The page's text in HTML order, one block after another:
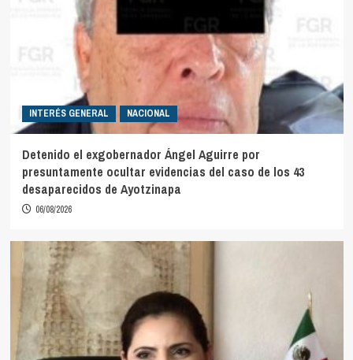
INTERÉS GENERAL NACIONAL
Detenido el exgobernador Ángel Aguirre por
presuntamente ocultar evidencias del caso de los 43
desaparecidos de Ayotzinapa
06/08/2026